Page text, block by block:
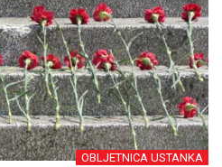
OBLJETNICA USTANKA